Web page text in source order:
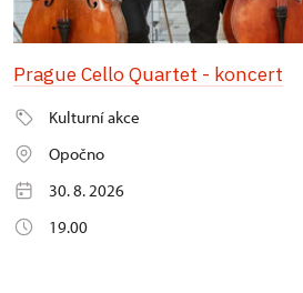
Prague Cello Quartet - koncert
Kulturní akce
Opočno
30. 8. 2026
19.00